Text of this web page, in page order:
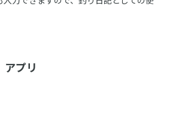
プリ